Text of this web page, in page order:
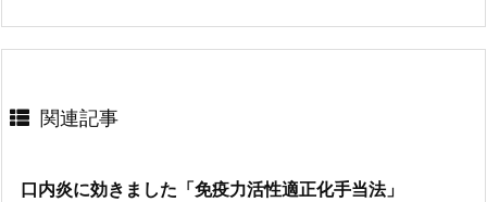
関連記事
口内炎に効きました「免疫力活性適正化手当法」